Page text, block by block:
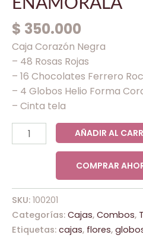
$ 350.000
Caja Corazón Negra
– 48 Rosas Rojas
– 16 Chocolates Ferrero
– 4 Globos Helio Forma
– Cinta tela
AÑADIR AL
COMPRAR
SKU: 100201
Categorías: Cajas, Combos,
Etiquetas: cajas, flores,